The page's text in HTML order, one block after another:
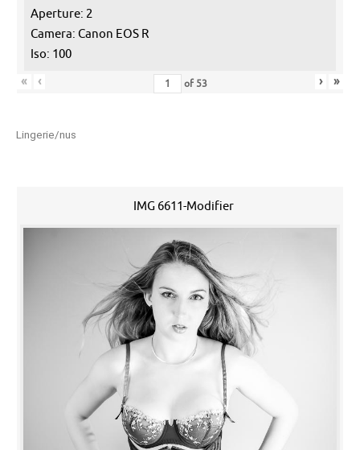
Aperture: 2
Camera: Canon EOS R
Iso: 100
«
‹ of 53 › »
Lingerie/nus
IMG 6611-Modifier